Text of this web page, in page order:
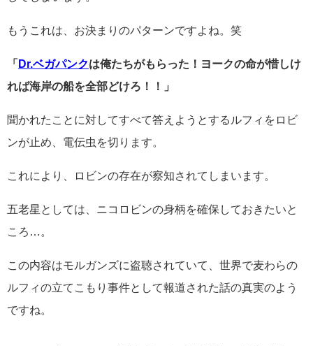
もうこれは、お決まりのパターンですよね。笑
「 Dr.ベガパンクは俺たちがもらった！ヨークの命が惜しけ
れば海岸の船を全部どけろ！！」
聞かれたことに対してすべて答えようとするルフィをロビ
ンが止め、電伝虫を切ります。
これにより、ロビンの存在が察知されてしまいます。
五老星としては、ニコロビンの身柄を確保しておきたいと
ころ…。
この内容はモルガンズに盗聴されていて、世界で麦わらの
ルフィの立てこもり事件として報道された話の真実のよう
ですね。